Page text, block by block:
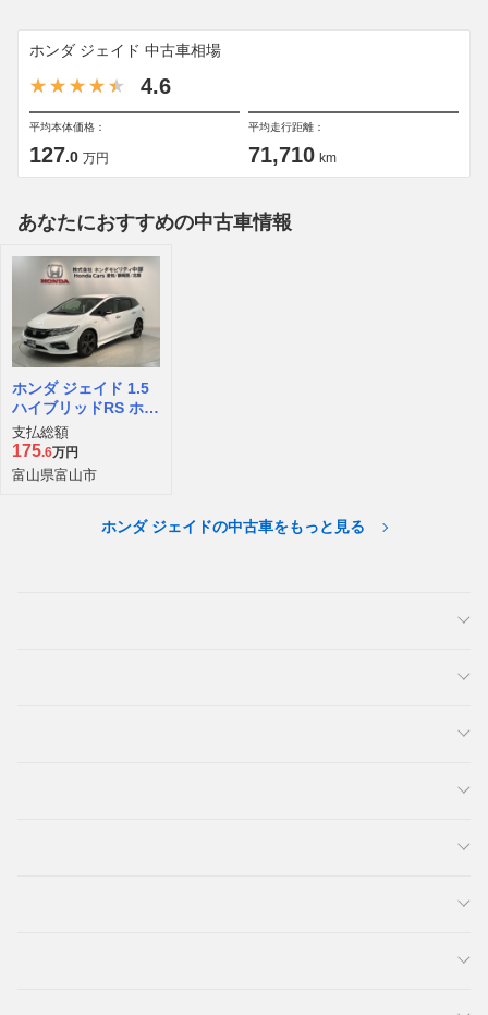
ホンダ ジェイド 中古車相場
4.6
平均本体価格：
127.0 万円
平均走行距離：
71,710 km
あなたにおすすめの中古車情報
ホンダ ジェイド 1.5
ハイブリッドRS ホン
ダセンシング
支払総額
175.6万円
富山県富山市
ホンダ ジェイドの中古車をもっと見る